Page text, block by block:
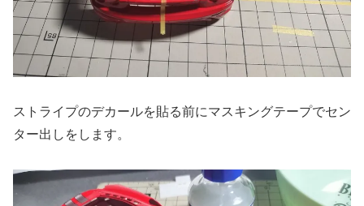
ストライプのデカールを貼る前にマスキングテープでセン
ター出しをします。